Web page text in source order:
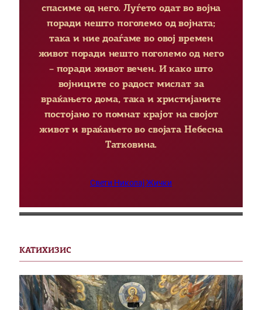
спасиме од него. Луѓето одат во војна
поради нешто поголемо од војната;
така и ние доаѓаме во овој времен
живот поради нешто поголемо од него
– поради живот вечен. И како што
војниците со радост мислат за
враќањето дома, така и христијаните
постојано го помнат крајот на својот
живот и враќањето во својата Небесна
Татковина.
Свети Николај Жички
КАТИХИЗИС